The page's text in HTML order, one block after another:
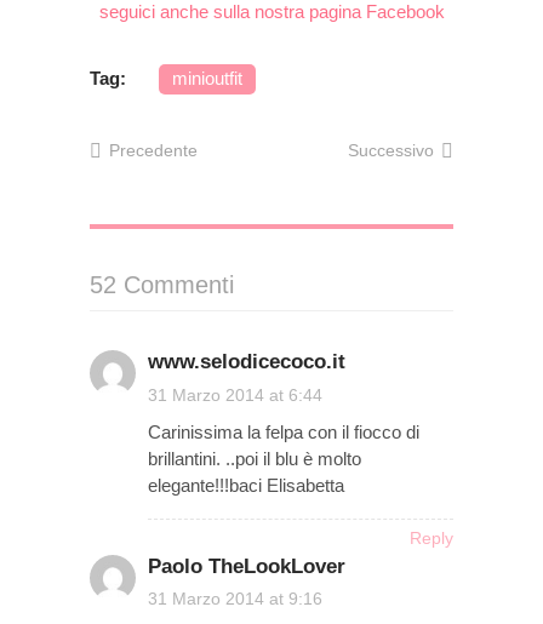
seguici anche sulla nostra pagina Facebook
Tag: minioutfit
Precedente Successivo
52 Commenti
www.selodicecoco.it
31 Marzo 2014 at 6:44
Carinissima la felpa con il fiocco di
brillantini. ..poi il blu è molto
elegante!!!baci Elisabetta
Reply
Paolo TheLookLover
31 Marzo 2014 at 9:16